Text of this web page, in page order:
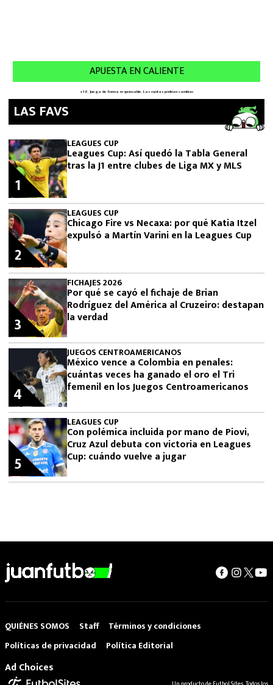
LAS FAVS
LEAGUES CUP
Leagues Cup: Así quedó la Tabla General
tras la J1 entre clubes de Liga MX y MLS
1
LEAGUES CUP
Chicago Fire vs Necaxa: por qué Katia Itzel
expulsó a Martín Varini en la Leagues Cup
2
FICHAJES 2026
Por qué se cayó el fichaje de Brian
Rodríguez del América al Cruzeiro: destapan
la verdad
3
JUEGOS CENTROAMERICANOS
México vence a Colombia en penales:
cuántas veces ha ganado el oro el Tri
femenil en los Juegos Centroamericanos
4
LEAGUES CUP
Con polémica incluida por mano de Piovi,
Cruz Azul debuta con victoria en Leagues
Cup: cuándo vuelve a jugar
5
QUIÉNES SOMOS Staff
Términos y condiciones
Políticas de privacidad
Política Editorial
Ad Choices